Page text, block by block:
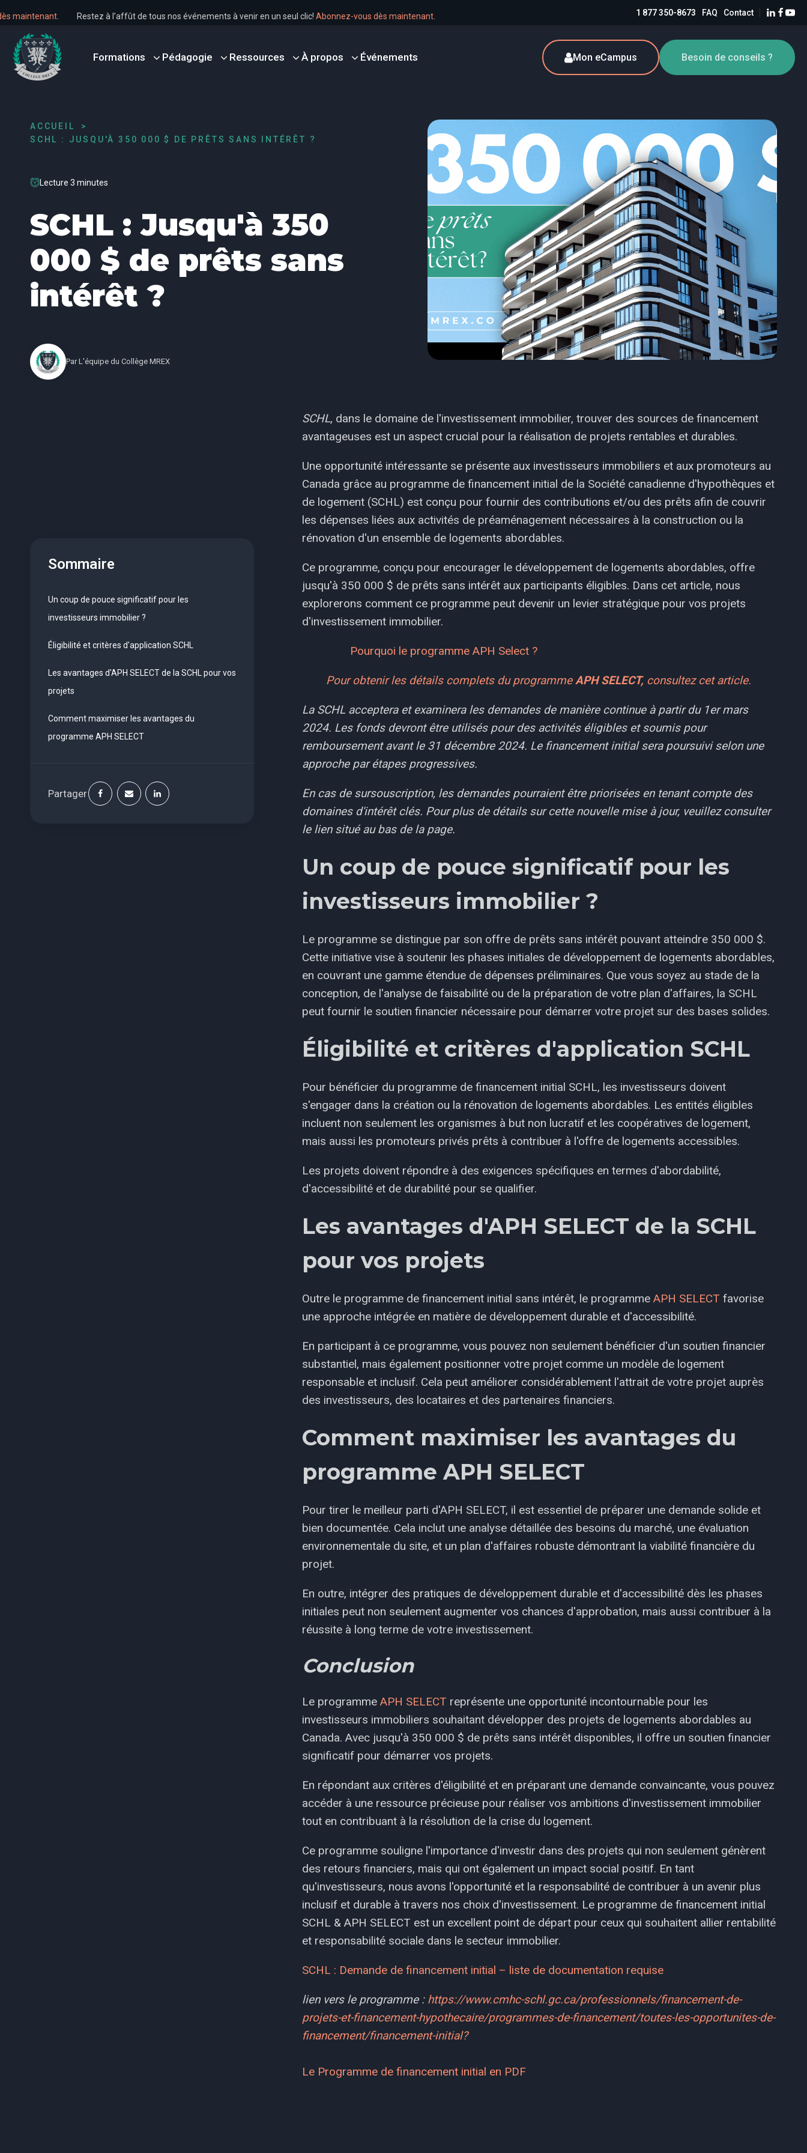
dès maintenant . Restez à l’affût de tous nos événements à venir en un seul clic!Abonnez-vous dès maintenant 1 877 350-8673 FAQ Contact
Formations Pédagogie Ressources À propos Événements Mon eCampus Besoin de conseils ?
ACCUEIL
SCHL : JUSQU'À 350 000 $ DE PRÊTS SANS INTÉRÊT ?
Lecture 3 minutes
SCHL : Jusqu'à 350
000 $ de prêts sans
intérêt ?
Par L'équipe du Collège MREX
Sommaire
Un coup de pouce significatif pour les
investisseurs immobilier ?
Éligibilité et critères d'application SCHL
Les avantages d'APH SELECT de la SCHL pour vos
projets
Comment maximiser les avantages du
programme APH SELECT
Partager
SCHL, dans le domaine de l'investissement immobilier, trouver des sources de financement
avantageuses est un aspect crucial pour la réalisation de projets rentables et durables.
Une opportunité intéressante se présente aux investisseurs immobiliers et aux promoteurs au
Canada grâce au programme de financement initial de la Société canadienne d'hypothèques et
de logement (SCHL) est conçu pour fournir des contributions et/ou des prêts afin de couvrir
les dépenses liées aux activités de préaménagement nécessaires à la construction ou la
rénovation d'un ensemble de logements abordables.
Ce programme, conçu pour encourager le développement de logements abordables, offre
jusqu'à 350 000 $ de prêts sans intérêt aux participants éligibles. Dans cet article, nous
explorerons comment ce programme peut devenir un levier stratégique pour vos projets
d'investissement immobilier.
Pourquoi le programme APH Select ?
Pour obtenir les détails complets du programmeAPH SELECT, consultez cet article.
La SCHL acceptera et examinera les demandes de manière continue à partir du 1er mars
2024. Les fonds devront être utilisés pour des activités éligibles et soumis pour
remboursement avant le 31 décembre 2024. Le financement initial sera poursuivi selon une
approche par étapes progressives.
En cas de sursouscription, les demandes pourraient être priorisées en tenant compte des
domaines d'intérêt clés. Pour plus de détails sur cette nouvelle mise à jour, veuillez consulter
le lien situé au bas de la page.
Un coup de pouce significatif pour les
investisseurs immobilier ?
Le programme se distingue par son offre de prêts sans intérêt pouvant atteindre 350 000 $.
Cette initiative vise à soutenir les phases initiales de développement de logements abordables,
en couvrant une gamme étendue de dépenses préliminaires. Que vous soyez au stade de la
conception, de l'analyse de faisabilité ou de la préparation de votre plan d'affaires, la SCHL
peut fournir le soutien financier nécessaire pour démarrer votre projet sur des bases solides.
Éligibilité et critères d'application SCHL
Pour bénéficier du programme de financement initial SCHL, les investisseurs doivent
s'engager dans la création ou la rénovation de logements abordables. Les entités éligibles
incluent non seulement les organismes à but non lucratif et les coopératives de logement,
mais aussi les promoteurs privés prêts à contribuer à l'offre de logements accessibles.
Les projets doivent répondre à des exigences spécifiques en termes d'abordabilité,
d'accessibilité et de durabilité pour se qualifier.
Les avantages d'APH SELECT de la SCHL
pour vos projets
Outre le programme de financement initial sans intérêt, le programmeAPH SELECT favorise
une approche intégrée en matière de développement durable et d'accessibilité.
En participant à ce programme, vous pouvez non seulement bénéficier d'un soutien financier
substantiel, mais également positionner votre projet comme un modèle de logement
responsable et inclusif. Cela peut améliorer considérablement l'attrait de votre projet auprès
des investisseurs, des locataires et des partenaires financiers.
Comment maximiser les avantages du
programme APH SELECT
Pour tirer le meilleur parti d'APH SELECT, il est essentiel de préparer une demande solide et
bien documentée. Cela inclut une analyse détaillée des besoins du marché, une évaluation
environnementale du site, et un plan d'affaires robuste démontrant la viabilité financière du
projet.
En outre, intégrer des pratiques de développement durable et d'accessibilité dès les phases
initiales peut non seulement augmenter vos chances d'approbation, mais aussi contribuer à la
réussite à long terme de votre investissement.
Conclusion
Le programmeAPH SELECT représente une opportunité incontournable pour les
investisseurs immobiliers souhaitant développer des projets de logements abordables au
Canada. Avec jusqu'à 350 000 $ de prêts sans intérêt disponibles, il offre un soutien financier
significatif pour démarrer vos projets.
En répondant aux critères d'éligibilité et en préparant une demande convaincante, vous pouvez
accéder à une ressource précieuse pour réaliser vos ambitions d'investissement immobilier
tout en contribuant à la résolution de la crise du logement.
Ce programme souligne l'importance d'investir dans des projets qui non seulement génèrent
des retours financiers, mais qui ont également un impact social positif. En tant
qu'investisseurs, nous avons l'opportunité et la responsabilité de contribuer à un avenir plus
inclusif et durable à travers nos choix d'investissement. Le programme de financement initial
SCHL & APH SELECT est un excellent point de départ pour ceux qui souhaitent allier rentabilité
et responsabilité sociale dans le secteur immobilier.
SCHL : Demande de financement initial – liste de documentation requise
lien vers le programme : https://www.cmhc-schl.gc.ca/professionnels/financement-de-
projets-et-financement-hypothecaire/programmes-de-financement/toutes-les-opportunites-de-
financement/financement-initial?
Le Programme de financement initial en PDF